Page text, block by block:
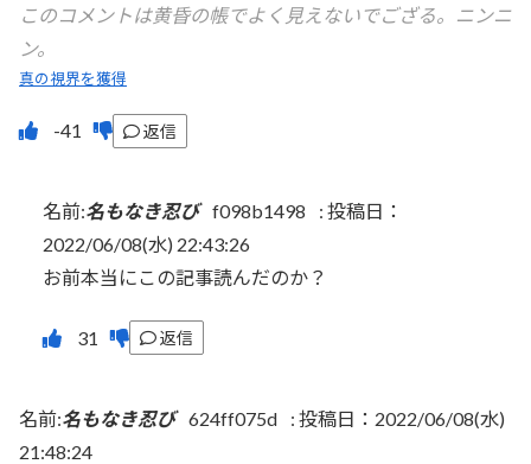
このコメントは黄昏の帳でよく見えないでござる。ニンニ
ン。
真の視界を獲得
返信
名前:名もなき忍び f098b1498 : 投稿日：
2022/06/08(水) 22:43:26
お前本当にこの記事読んだのか？
返信
名前:名もなき忍び 624ff075d : 投稿日：2022/06/08(水)
21:48:24